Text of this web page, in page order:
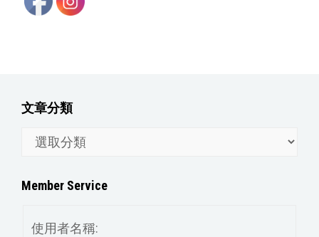
文章分類
分
Member Service
使用者名稱: